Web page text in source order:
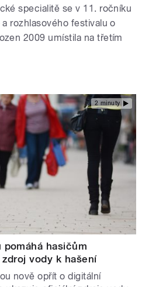
specialitě se v 11. ročníku
rozhlasového festivalu o
2009 umístila na třetím
2 minuty
hasičům
vody k hašení
nově opřít o digitální